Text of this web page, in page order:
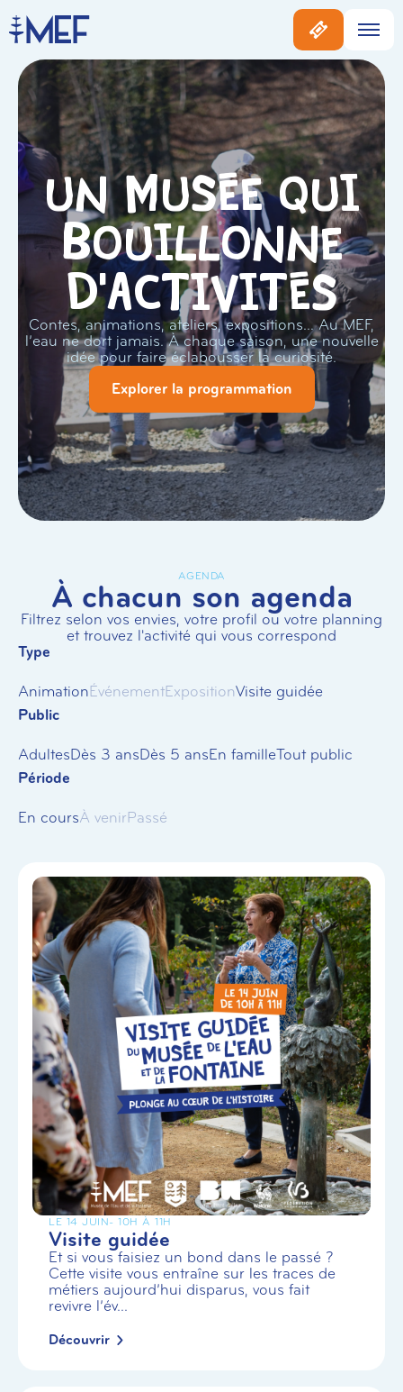
Un musée qui
bouillonne
d'activités
Contes, animations, ateliers, expositions… Au MEF,
l’eau ne dort jamais. À chaque saison, une nouvelle
idée pour faire éclabousser la curiosité.
Explorer la programmation
AGENDA
À chacun son agenda
Filtrez selon vos envies, votre profil ou votre planning
et trouvez l'activité qui vous correspond
Type
AnimationÉvénementExpositionVisite guidée
Public
AdultesDès 3 ansDès 5 ansEn familleTout public
Période
En coursÀ venirPassé
LE 14 JUIN- 10H À 11H
Visite guidée
Et si vous faisiez un bond dans le passé ?
Cette visite vous entraîne sur les traces de
métiers aujourd’hui disparus, vous fait
revivre l’év...
Découvrir